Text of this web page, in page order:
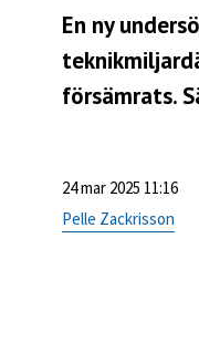
En ny
försämrats.
24 mar 2025 11:16
Pelle Zackrisson